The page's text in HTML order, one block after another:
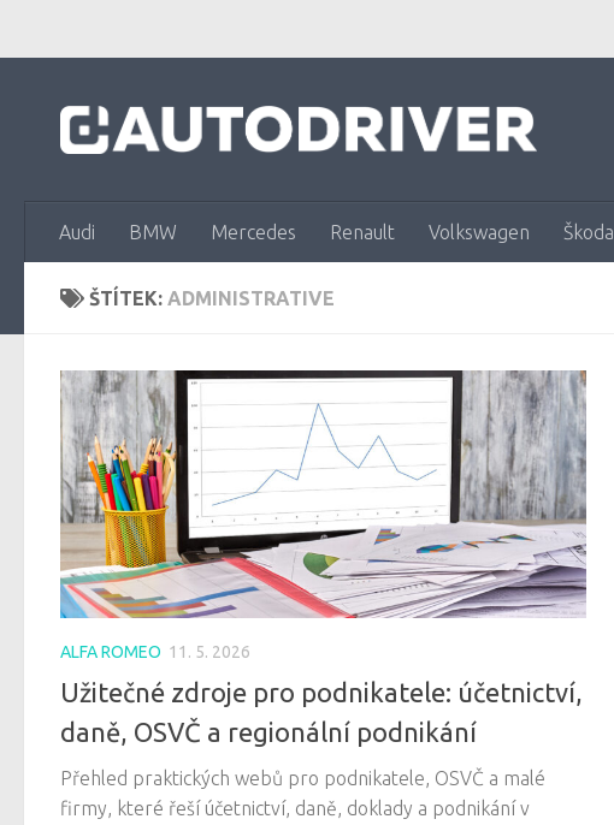
Audi BMW Mercedes Renault Volkswagen Škoda
ŠTÍTEK: ADMINISTRATIVE
ALFA ROMEO 11. 5. 2026
Užitečné zdroje pro podnikatele: účetnictví,
daně, OSVČ a regionální podnikání
Přehled praktických webů pro podnikatele, OSVČ a malé
firmy, které řeší účetnictví, daně, doklady a podnikání v